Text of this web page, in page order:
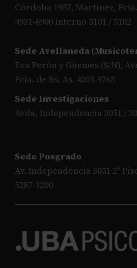
Córdoba 1957, Martínez,
4931-6900 interno 5101 / 5102
Sede Avellaneda
Eva Perón y Güemes (S/N),
Pcia. de Bs. As. 4205-9765
Sede Investigaciones
Avda. Independencia 3051 /
Sede Posgrado
Av. Independencia 3051 2°
5287-3200